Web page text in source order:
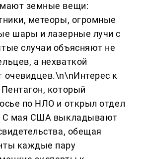
земные вещи:
метеоры, огромные
шары и лазерные лучи с
случаи объясняют не
а нехваткой
очевидцев.\n\nИнтерес к
который
по НЛО и открыл отдел
С мая США выкладывают
обещая
каждые пару